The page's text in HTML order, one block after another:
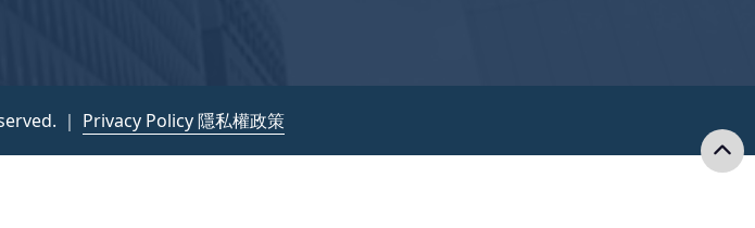
｜ Privacy Policy 隱私權政策